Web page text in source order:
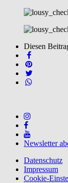
Diesen
Newsletter
Datenschutz
Impressum
Cookie-